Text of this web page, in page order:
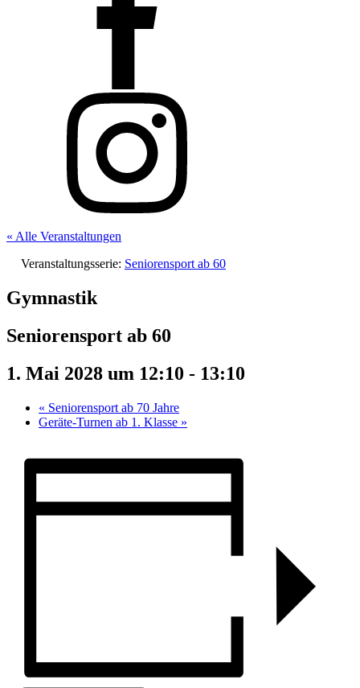
« Alle Veranstaltungen
Veranstaltungsserie: Seniorensport ab 60
Gymnastik
Seniorensport ab 60
1. Mai 2028 um 12:10 - 13:10
« Seniorensport ab 70 Jahre
Geräte-Turnen ab 1. Klasse »